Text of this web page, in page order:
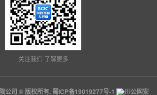
关注我们 了解更多
公司 © 版权所有. 蜀ICP备19019277号-1 川公网安